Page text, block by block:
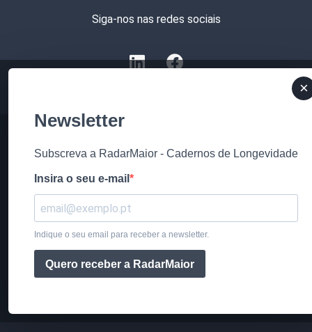
Siga-nos nas redes sociais
×
Newsletter
Subscreva a RadarMaior - Cadernos de Longevidade
Insira o seu e-mail
Indique o seu email para receber a newsletter.
Quero receber a RadarMaior